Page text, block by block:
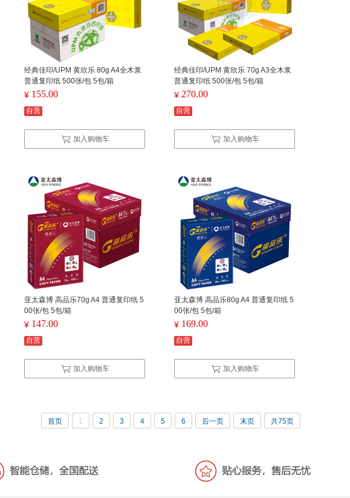
经典佳印/UPM 黄欣乐 80g A4全木浆
普通复印纸 500张/包 5包/箱
¥ 155.00
自营
加入购物车
经典佳印/UPM 黄欣乐 70g A3全木浆
普通复印纸 500张/包 5包/箱
¥ 270.00
自营
加入购物车
亚太森博 高品乐70g A4 普通复印纸 5
00张/包 5包/箱
¥ 147.00
自营
加入购物车
亚太森博 高品乐80g A4 普通复印纸 5
00张/包 5包/箱
¥ 169.00
自营
加入购物车
首页 1 2 3 4 5 6 后一页 末页 共75页